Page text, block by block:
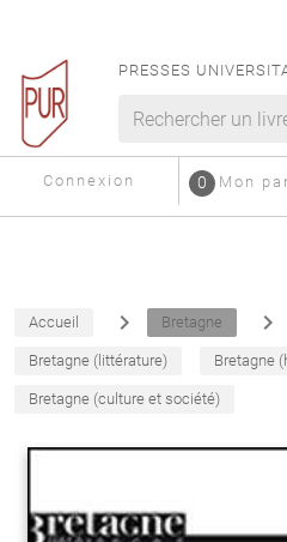
PRESSES
Connexion Mon
0
Accueil navigate_next Bretagne navigate_next
Bretagne (littérature) Bretagne
Bretagne (culture et société)